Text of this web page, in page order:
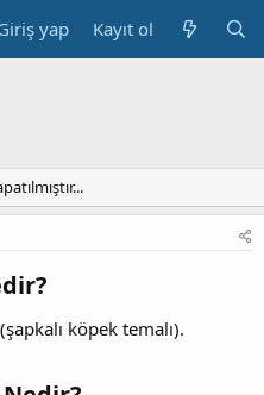
yap Kayıt ol
köpek temalı).